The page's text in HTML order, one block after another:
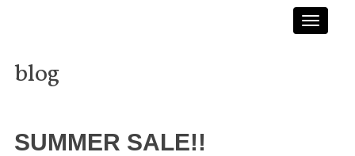
Toggle
blog
SUMMER SALE!!